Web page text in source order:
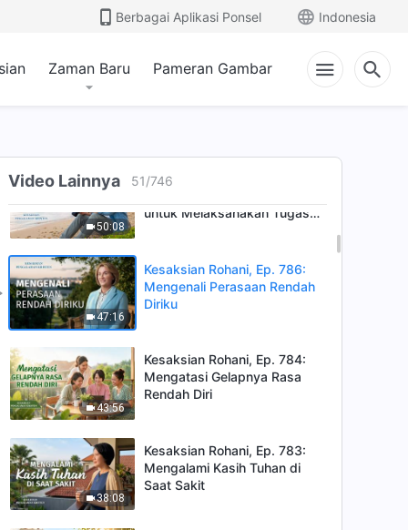
Berbagai Aplikasi Ponsel Indonesia
Zaman Baru Pameran Gambar
Video Lainnya 51/746
Caraku Mengatasi Emosiku
50:08
Kesaksian Rohani, Ep. 787:
untuk Melaksanakan Tugas
47:16
Kesaksian Rohani, Ep. 786:
Mengenali Perasaan Rendah
Diriku
43:56
Kesaksian Rohani, Ep. 784:
Mengatasi Gelapnya Rasa
Rendah Diri
38:08
Kesaksian Rohani, Ep. 783:
Mengalami Kasih Tuhan di
Saat Sakit